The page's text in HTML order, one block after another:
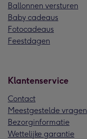
Ballonnen versturen
Baby cadeaus
Fotocadeaus
Feestdagen
Klantenservice
Contact
Meestgestelde vragen
Bezorginformatie
Wettelijke garantie